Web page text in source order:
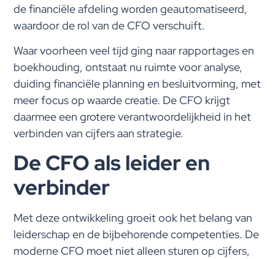
de financiële afdeling worden geautomatiseerd,
waardoor de rol van de CFO verschuift.
Waar voorheen veel tijd ging naar rapportages en
boekhouding, ontstaat nu ruimte voor analyse,
duiding financiële planning en besluitvorming, met
meer focus op waarde creatie. De CFO krijgt
daarmee een grotere verantwoordelijkheid in het
verbinden van cijfers aan strategie.
De CFO als leider en
verbinder
Met deze ontwikkeling groeit ook het belang van
leiderschap en de bijbehorende competenties. De
moderne CFO moet niet alleen sturen op cijfers,